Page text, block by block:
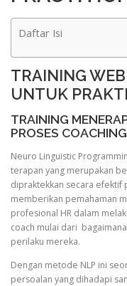
Daftar Isi
TRAINING
UNTUK
TRAINING
PROSES
Neuro Linguistic
terapan yang merupakan
dipraktekkan secara efektif
memberikan pemahaman
profesional HR dalam
coach mulai dari
perilaku mereka.
Dengan metode NLP ini
persoalan yang dihadapi